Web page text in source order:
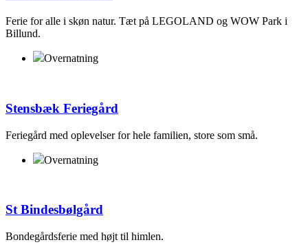
Ferie for alle i skøn natur. Tæt på LEGOLAND og WOW Park i
Billund.
Overnatning
Stensbæk Feriegård
Feriegård med oplevelser for hele familien, store som små.
Overnatning
St Bindesbølgård
Bondegårdsferie med højt til himlen.